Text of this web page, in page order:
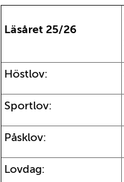
Läsåret 25/26
Höstlov:
Sportlov:
Påsklov:
Lovdag: